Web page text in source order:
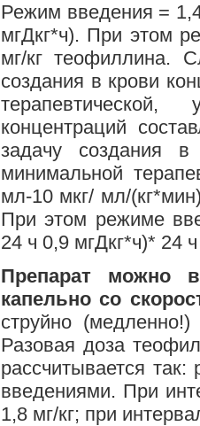
Режим введения =
мгДкг*ч). При этом
мг/кг теофиллина.
создания в крови
концентраций
задачу создания
минимальной
мл-10 мкг/ мл/
При этом режиме
24 ч 0,9 мгДкг*ч)* 24
Препарат можно
капельно со
струйно
Разовая доза
рассчитывается
введениями. При
1,8 мг/кг; при